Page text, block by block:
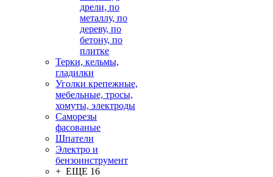
дрели, по
металлу, по
дереву, по
бетону, по
плитке
Терки, кельмы,
гладилки
Уголки крепежные,
мебельные, тросы,
хомуты, электроды
Саморезы
фасованые
Шпатели
Электро и
бензоинструмент
+ ЕЩЕ 16